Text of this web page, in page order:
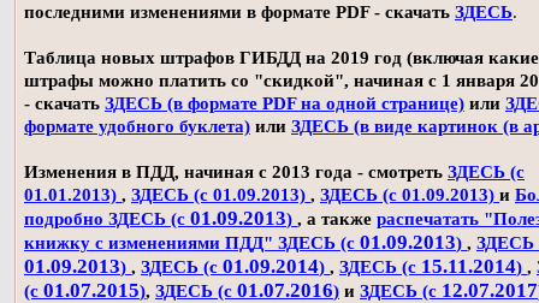
последними изменениями в формате PDF - скачать ЗДЕСЬ.
Таблица новых штрафов ГИБДД на 2019 год (включая какие
штрафы можно платить со "скидкой", начиная с 1 января
- скачать ЗДЕСЬ (в формате PDF на одной странице) или
формате удобного буклета) или ЗДЕСЬ (в виде картинок (в
Изменения в ПДД, начиная с 2013 года - смотреть ЗДЕСЬ (с
01.01.2013) , ЗДЕСЬ (с 01.09.2013) , ЗДЕСЬ (с 01.09.2013) и
подробно ЗДЕСЬ (с 01.09.2013) , а также распечатать
книжку с изменениями ПДД" ЗДЕСЬ (с 01.09.2013) , ЗДЕСЬ
01.09.2013) , ЗДЕСЬ (с 01.09.2014) , ЗДЕСЬ (с 15.11.2014) ,
(с 01.07.2015), ЗДЕСЬ (с 01.07.2016) и ЗДЕСЬ (с 12.07.2017